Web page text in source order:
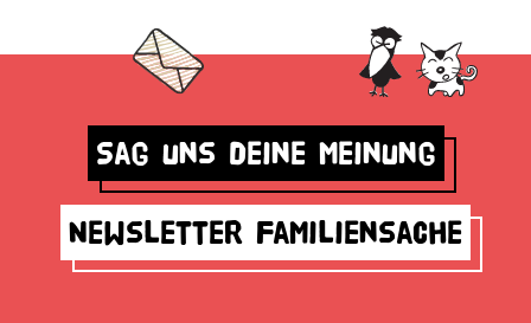
Sag uns deine Meinung
Newsletter Familiensache